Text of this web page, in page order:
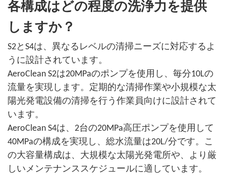
各構成はどの程度の洗浄力を提供
しますか？
S2とS4は、異なるレベルの清掃ニーズに対応するよ
うに設計されています。
AeroClean S2は20MPaのポンプを使用し、毎分10Lの
流量を実現します。定期的な清掃作業や小規模な太
陽光発電設備の清掃を行う作業員向けに設計されて
います。
AeroClean S4は、2台の20MPa高圧ポンプを使用して
40MPaの構成を実現し、総水流量は20L/分です。こ
の大容量構成は、大規模な太陽光発電所や、より厳
しいメンテナンススケジュールに適しています。